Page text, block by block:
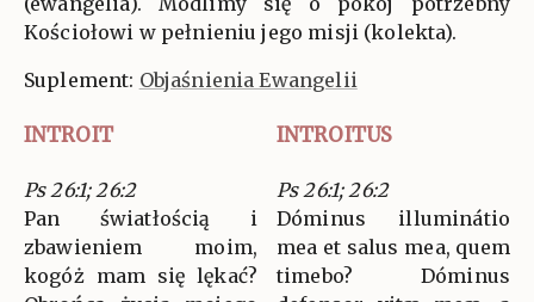
Kościołowi w pełnieniu jego misji (kolekta).
Suplement: Objaśnienia Ewangelii
INTROIT INTROITUS
Ps 26:1; 26:2
Pan światłością i
zbawieniem moim,
kogóż mam się lękać?
Ps 26:1; 26:2
Dóminus illuminátio
mea et salus mea, quem
timebo? Dóminus